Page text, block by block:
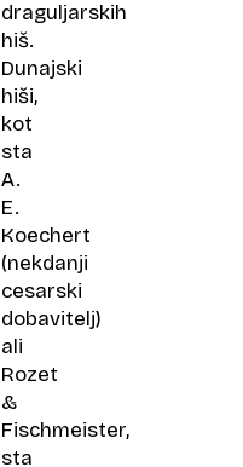
draguljarskih
hiš.
Dunajski
hiši,
kot
sta
A.
E.
Koechert
(nekdanji
cesarski
dobavitelj)
ali
Rozet
&
Fischmeister,
sta